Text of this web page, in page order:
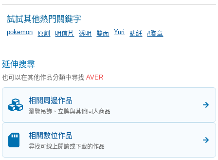
試試其他熱門關鍵字
pokemon 原創 明信片 透明 雙面 Yuri 貼紙 #胸章
延伸搜尋
也可以在其他作品分類中尋找AVER
相關周邊作品
瀏覽吊飾、立牌與其他同人商品
相關數位作品
尋找可線上閱讀或下載的作品